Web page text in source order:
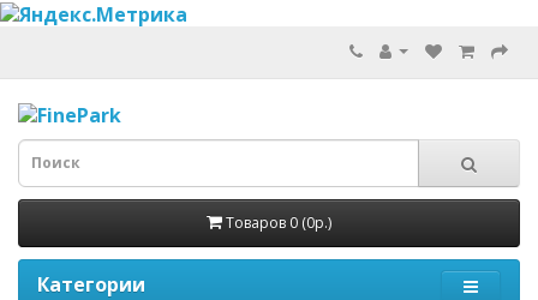
Товаров 0 (0р.)
Категории